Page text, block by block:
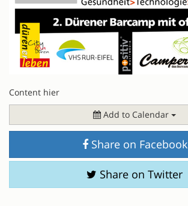
Content hier
Add to Calendar
Share on Facebook
Share on Twitter